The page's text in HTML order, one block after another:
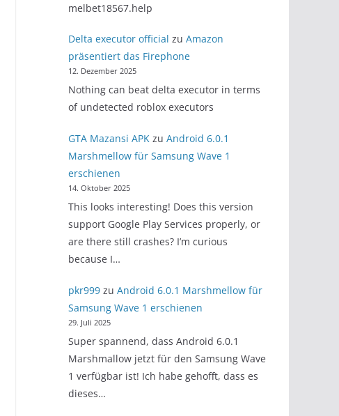
melbet18567.help
Delta executor official zu Amazon
präsentiert das Firephone
12. Dezember 2025
Nothing can beat delta executor in terms
of undetected roblox executors
GTA Mazansi APKzu Android 6.0.1
Marshmellow für Samsung Wave 1
erschienen
14. Oktober 2025
This looks interesting! Does this version
support Google Play Services properly, or
are there still crashes? I’m curious
because I…
pkr999zu Android 6.0.1 Marshmellow für
Samsung Wave 1 erschienen
29. Juli 2025
Super spannend, dass Android 6.0.1
Marshmallow jetzt für den Samsung Wave
1 verfügbar ist! Ich habe gehofft, dass es
dieses…